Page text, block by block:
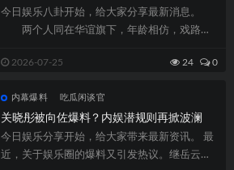
今日娱乐八卦开始，给大家分享最新消息。
两个人同在华谊旗下，年龄相仿，戏路相
2026-07-25 24 0
内幕爆料 吃瓜闲谈官
关晓彤被向佐爆料？内娱潜规则再掀波澜
今日娱乐分享开始，给大家带来最新资讯。 最
近，关于娱乐圈的爆料又引发热议。继岳云鹏